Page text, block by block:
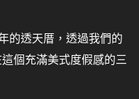
的透天厝，透過我們的
個充滿美式度假感的三